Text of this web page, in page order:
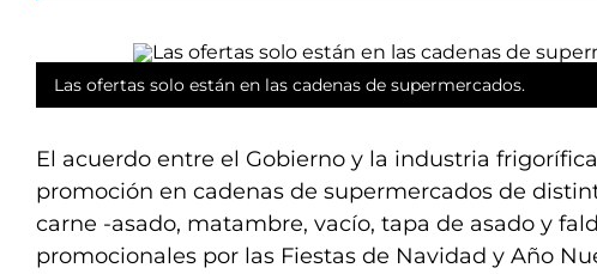
Las ofertas solo están en las cadenas de supermercados.
El acuerdo entre el Gobierno y la industria
promoción en cadenas de supermercados de
carne -asado, matambre, vacío, tapa de asado y
promocionales por las Fiestas de Navidad y Año